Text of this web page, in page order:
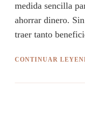
medida sencilla
ahorrar dinero.
traer tanto
CONTINUAR